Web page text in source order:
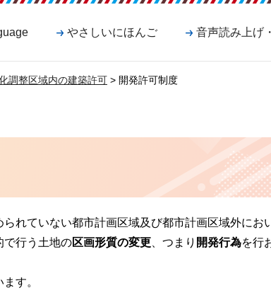
やさしいにほんご 音声読み上げ
調整区域内の建築許可 > 開発許可制度
れていない都市計画区域及び都市計画区域外にお
で行う土地の区画形質の変更 、つまり 開発行為を行
す。